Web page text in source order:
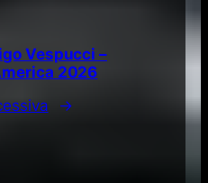
Vespucci –
2026
→